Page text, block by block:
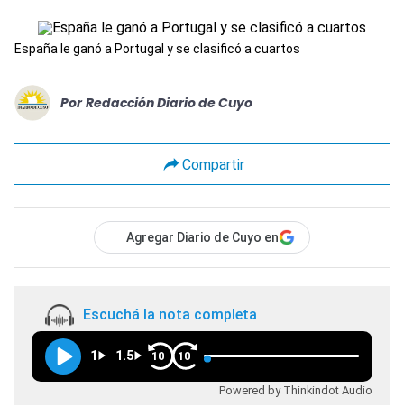
España le ganó a Portugal y se clasificó a cuartos
Por Redacción Diario de Cuyo
Compartir
Agregar Diario de Cuyo en
Escuchá la nota completa
1 1.5 10 10
Powered by Thinkindot Audio